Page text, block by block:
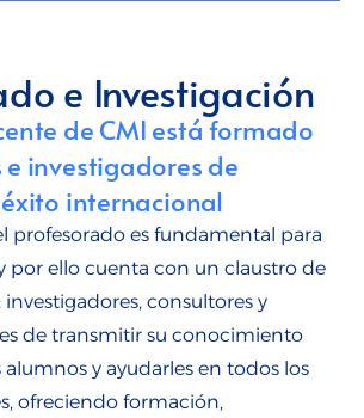
e Investigación
de CMI está formado
investigadores de
internacional
profesorado es fundamental para
por ello cuenta con un claustro de
consultores y
de transmitir su conocimiento
y ayudarles en todos los
ofreciendo formación,